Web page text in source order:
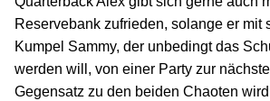
Reservebank zufrieden, solange er mit
Kumpel Sammy, der unbedingt das
werden will, von einer Party zur
Gegensatz zu den beiden Chaoten